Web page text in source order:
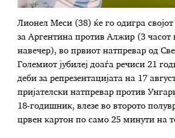
Лионел Меси (38) ќе го одигра
за Аргентина против Алжир (3 часот
навечер), во првиот натпревар од
Големиот јубилеј доаѓа речиси 21
деби за репрезентацијата на 17
пријателски натпревар против
18-годишник, влезе во второто
црвен картон по само 25 минути на